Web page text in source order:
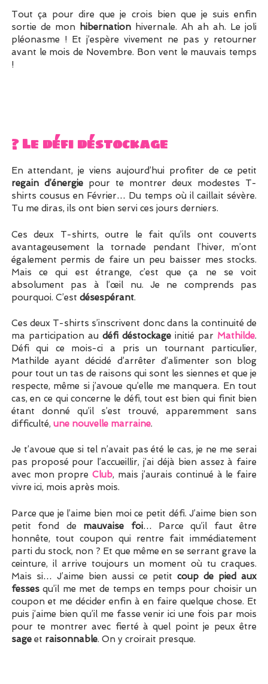
Tout ça pour dire que je crois bien que je suis enfin
sortie de mon
hibernationhivernale. Ah ah ah. Le joli
pléonasme ! Et j’espère vivement ne pas y retourner
avant le mois de Novembre. Bon vent le mauvais temps
!
? Le défi déstockage
En attendant, je viens aujourd’hui profiter de ce petit
regain d’énergiepour te montrer deux modestes T-
shirts cousus en Février… Du temps où il caillait sévère.
Tu me diras, ils ont bien servi ces jours derniers.
Ces deux T-shirts, outre le fait qu’ils ont couverts
avantageusement la tornade pendant l’hiver, m’ont
également permis de faire un peu baisser mes stocks.
Mais ce qui est étrange, c’est que ça ne se voit
absolument pas à l’œil nu. Je ne comprends pas
pourquoi. C’est désespérant.
Ces deux T-shirts s’inscrivent donc dans la continuité de
ma participation au défi déstockage initié par Mathilde.
Défi qui ce mois-ci a pris un tournant particulier,
Mathilde ayant décidé d’arrêter d’alimenter son blog
pour tout un tas de raisons qui sont les siennes et que je
respecte, même si j’avoue qu’elle me manquera. En tout
cas, en ce qui concerne le défi, tout est bien qui finit bien
étant donné qu’il s’est trouvé, apparemment sans
difficulté, une nouvelle marraine.
Je t’avoue que si tel n’avait pas été le cas, je ne me serai
pas proposé pour l’accueillir, j’ai déjà bien assez à faire
avec mon propreClub, mais j’aurais continué à le faire
vivre ici, mois après mois.
Parce que je l’aime bien moi ce petit défi. J’aime bien son
petit fond de mauvaise foi… Parce qu’il faut être
honnête, tout coupon qui rentre fait immédiatement
parti du stock, non ? Et que même en se serrant grave la
ceinture, il arrive toujours un moment où tu craques.
Mais si… J’aime bien aussi ce petitcoup de pied aux
fessesqu’il me met de temps en temps pour choisir un
coupon et me décider enfin à en faire quelque chose. Et
puis j’aime bien qu’il me fasse venir ici une fois par mois
pour te montrer avec fierté à quel point je peux être
sageet raisonnable. On y croirait presque.